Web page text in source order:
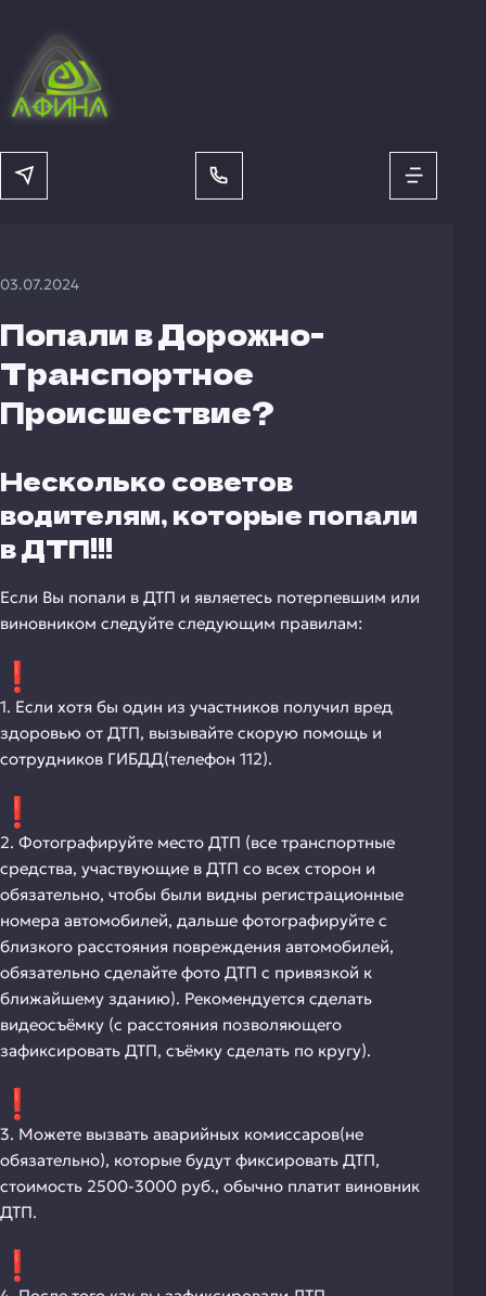
03.07.2024
Попали в Дорожно-
Транспортное
Происшествие?
Несколько советов
водителям, которые попали
в ДТП!!!
Если Вы попали в ДТП и являетесь потерпевшим или
виновником следуйте следующим правилам:
1. Если хотя бы один из участников получил вред
здоровью от ДТП, вызывайте скорую помощь и
сотрудников ГИБДД(телефон 112).
2. Фотографируйте место ДТП (все транспортные
средства, участвующие в ДТП со всех сторон и
обязательно, чтобы были видны регистрационные
номера автомобилей, дальше фотографируйте с
близкого расстояния повреждения автомобилей,
обязательно сделайте фото ДТП с привязкой к
ближайшему зданию). Рекомендуется сделать
видеосъёмку (с расстояния позволяющего
зафиксировать ДТП, съёмку сделать по кругу).
3. Можете вызвать аварийных комиссаров(не
обязательно), которые будут фиксировать ДТП,
стоимость 2500-3000 руб., обычно платит виновник
ДТП.